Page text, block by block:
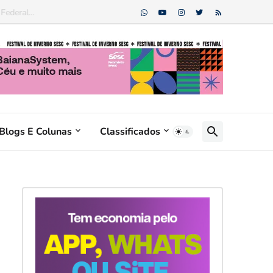
E Colunas Classificados